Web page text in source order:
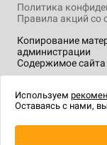
Копирование
администрации
Содержимое сайта
Политика
Правила акций со
технологии.
Используем
Оставаясь с нами,